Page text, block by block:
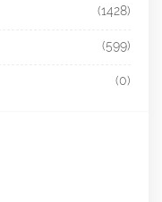
(1428)
(599)
(0)